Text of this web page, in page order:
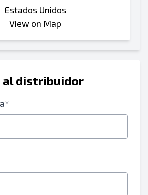
Estados Unidos
View on Map
al distribuidor